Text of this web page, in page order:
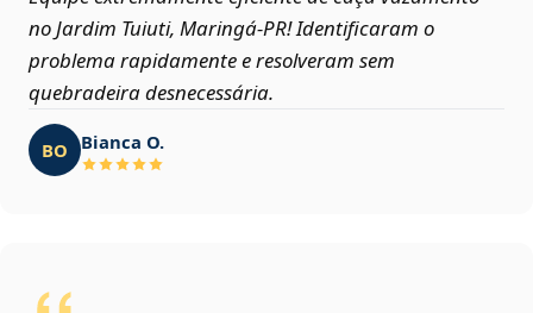
no Jardim Tuiuti, Maringá‑PR! Identificaram o
problema rapidamente e resolveram sem
quebradeira desnecessária.
BO Bianca O.